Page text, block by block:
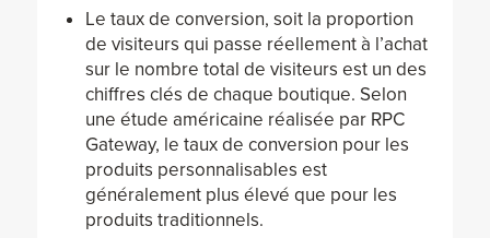
Le taux de conversion, soit la proportion
de visiteurs qui passe réellement à l’achat
sur le nombre total de visiteurs est un des
chiffres clés de chaque boutique. Selon
une étude américaine réalisée par RPC
Gateway, le taux de conversion pour les
produits personnalisables est
généralement plus élevé que pour les
produits traditionnels.